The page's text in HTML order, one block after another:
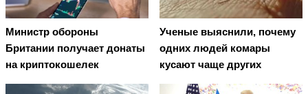
Министр обороны
Британии получает донаты
на криптокошелек
Ученые выяснили, почему
одних людей комары
кусают чаще других